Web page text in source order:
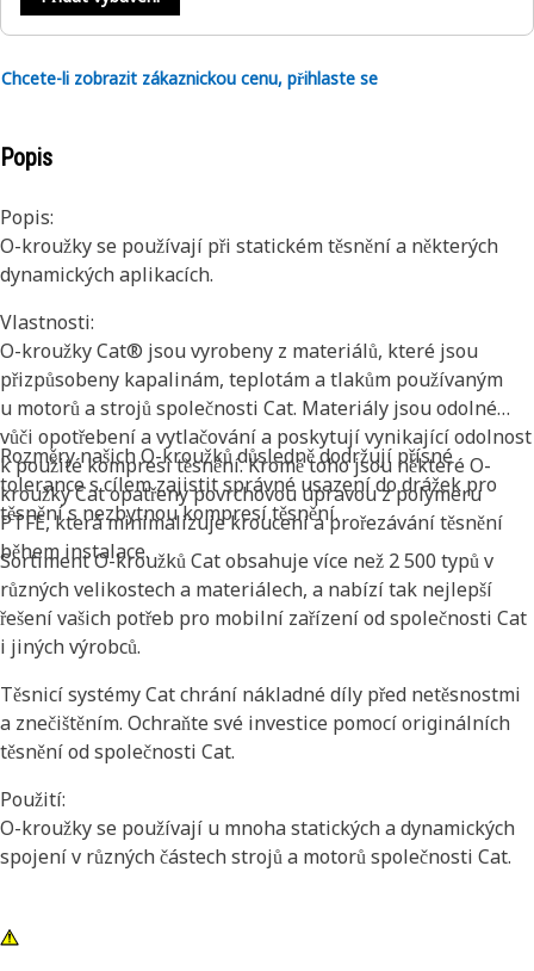
Chcete-li zobrazit zákaznickou cenu, přihlaste se
Popis
Popis:
O-kroužky se používají při statickém těsnění a některých
dynamických aplikacích.
Vlastnosti:
O-kroužky Cat® jsou vyrobeny z materiálů, které jsou
přizpůsobeny kapalinám, teplotám a tlakům používaným
u motorů a strojů společnosti Cat. Materiály jsou odolné
vůči opotřebení a vytlačování a poskytují vynikající odolnost
k použité kompresi těsnění. Kromě toho jsou některé O-
kroužky Cat opatřeny povrchovou úpravou z polymeru
PTFE, která minimalizuje kroucení a prořezávání těsnění
během instalace.
Rozměry našich O-kroužků důsledně dodržují přísné
tolerance s cílem zajistit správné usazení do drážek pro
těsnění s nezbytnou kompresí těsnění.
Sortiment O-kroužků Cat obsahuje více než 2 500 typů v
různých velikostech a materiálech, a nabízí tak nejlepší
řešení vašich potřeb pro mobilní zařízení od společnosti Cat
i jiných výrobců.
Těsnicí systémy Cat chrání nákladné díly před netěsnostmi
a znečištěním. Ochraňte své investice pomocí originálních
těsnění od společnosti Cat.
Použití:
O-kroužky se používají u mnoha statických a dynamických
spojení v různých částech strojů a motorů společnosti Cat.